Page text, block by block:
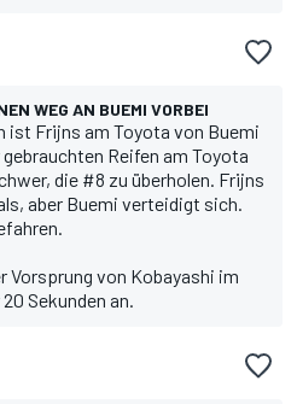
WEG AN BUEMI VORBEI
ist Frijns am Toyota von Buemi
Reifen am Toyota
die #8 zu überholen. Frijns
aber Buemi verteidigt sich.
Vorsprung von Kobayashi im
Sekunden an.